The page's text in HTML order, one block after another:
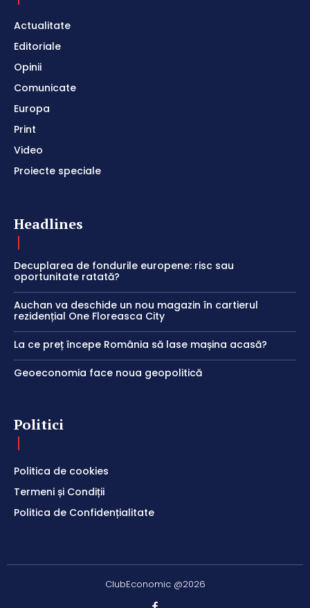
Actualitate
Editoriale
Opinii
Comunicate
Europa
Print
Video
Proiecte speciale
Headlines
Decuplarea de fondurile europene: risc sau
oportunitate ratată?
Auchan va deschide un nou magazin în cartierul
rezidențial One Floreasca City
La ce preț începe România să lase mașina acasă?
Geoeconomia face noua geopolitică
Politici
Politica de cookies
Termeni și Condiții
Politica de Confidențialitate
ClubEconomic @2026